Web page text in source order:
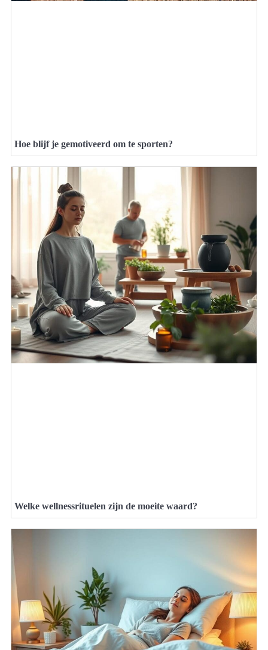
Hoe blijf je gemotiveerd om te sporten?
Welke wellnessrituelen zijn de moeite waard?